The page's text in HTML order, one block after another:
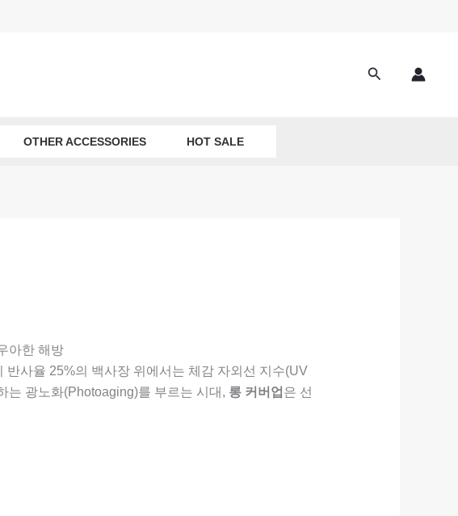
Search
OTHER ACCESSORIES HOT SALE
아한 해방
반사율 25%의 백사장 위에서는 체감 자외선 지수(UV
는 광노화(Photoaging)를 부르는 시대, 롱 커버업 은 선